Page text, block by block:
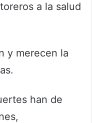
a la salud
y merecen la
han de